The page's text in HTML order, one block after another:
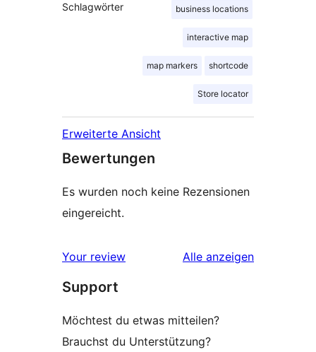
Schlagwörter business locations
interactive map
map markers shortcode
Store locator
Erweiterte Ansicht
Bewertungen
Es wurden noch keine Rezensionen
eingereicht.
Your review Alle Rezensionen
anzeigen
Support
Möchtest du etwas mitteilen?
Brauchst du Unterstützung?